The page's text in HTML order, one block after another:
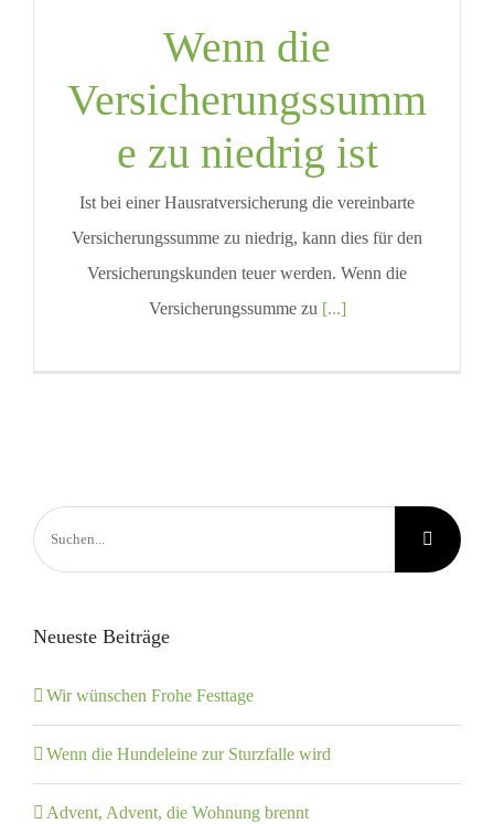
Wenn die
Versicherungssumm
e zu niedrig ist
Ist bei einer Hausratversicherung die vereinbarte
Versicherungssumme zu niedrig, kann dies für den
Versicherungskunden teuer werden. Wenn die
Versicherungssumme zu [...]
Suche
nach:
Neueste Beiträge
Wir wünschen Frohe Festtage
Wenn die Hundeleine zur Sturzfalle wird
Advent, Advent, die Wohnung brennt